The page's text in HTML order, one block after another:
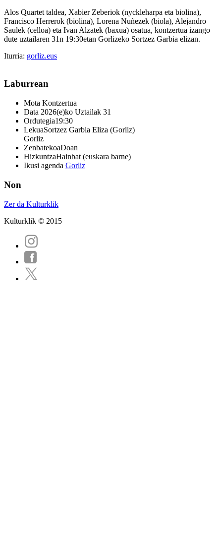
Alos Quartet taldea, Xabier Zeberiok (nyckleharpa eta biolina),
Francisco Herrerok (biolina), Lorena Nuñezek (biola), Alejandro
Saulek (celloa) eta Ivan Alzatek (baxua) osatua, kontzertua izango
dute uztailaren 31n 19:30etan Gorlizeko Sortzez Garbia elizan.
Iturria: gorliz.eus
Laburrean
Mota Kontzertua
Data 2026(e)ko Uztailak 31
Ordutegia19:30
LekuaSortzez Garbia Eliza (Gorliz)
Gorliz
ZenbatekoaDoan
HizkuntzaHainbat (euskara barne)
Ikusi agenda Gorliz
Non
Zer da Kulturklik
Kulturklik © 2015